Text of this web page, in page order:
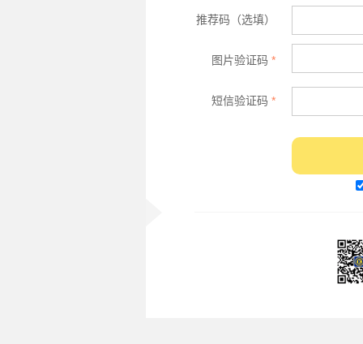
推荐码（选填）
图片验证码 *
短信验证码 *